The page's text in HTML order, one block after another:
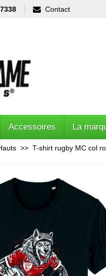
Contact
Accessoires La
T-shirt rugby MC col